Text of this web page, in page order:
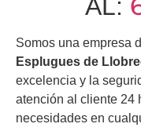
AL:
Somos una empresa
Esplugues de
excelencia y la
atención al cliente 24
necesidades en